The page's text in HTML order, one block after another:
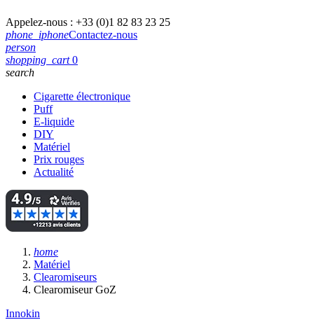
Appelez-nous : +33 (0)1 82 83 23 25
phone_iphoneContactez-nous
person
shopping_cart 0
search
Cigarette électronique
Puff
E-liquide
DIY
Matériel
Prix rouges
Actualité
home
Matériel
Clearomiseurs
Clearomiseur GoZ
Innokin